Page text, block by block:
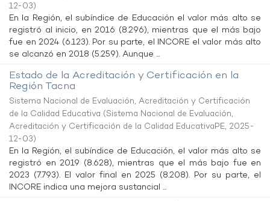
12-03)
En la Región, el subíndice de Educación el valor más alto se
registró al inicio, en 2016 (8.296), mientras que el más bajo
fue en 2024 (6.123). Por su parte, el INCORE el valor más alto
se alcanzó en 2018 (5.259). Aunque ...
Estado de la Acreditación y Certificación en la
Región Tacna
Sistema Nacional de Evaluación, Acreditación y Certificación
de la Calidad Educativa (Sistema Nacional de Evaluación,
Acreditación y Certificación de la Calidad EducativaPE, 2025-
12-03)
En la Región, el subíndice de Educación, el valor más alto se
registró en 2019 (8.628), mientras que el más bajo fue en
2023 (7.793). El valor final en 2025 (8.208). Por su parte, el
INCORE indica una mejora sustancial ...